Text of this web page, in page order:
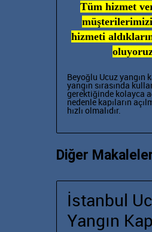
Tüm hizmet
hizmeti
Beyoğlu Ucuz yangın
yangın sırasında
gerektiğinde kolayca
nedenle kapıların
hızlı olmalıdır.
Diğer
İstanbul
Yangın